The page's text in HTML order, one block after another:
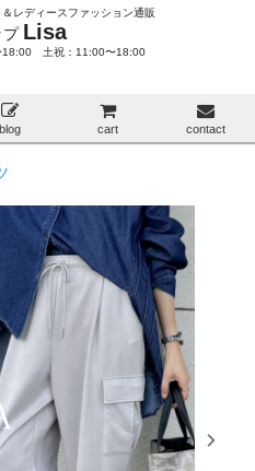
レディースファッション通販
プ Lisa
18:00 土祝：11:00〜18:00
blog cart contact